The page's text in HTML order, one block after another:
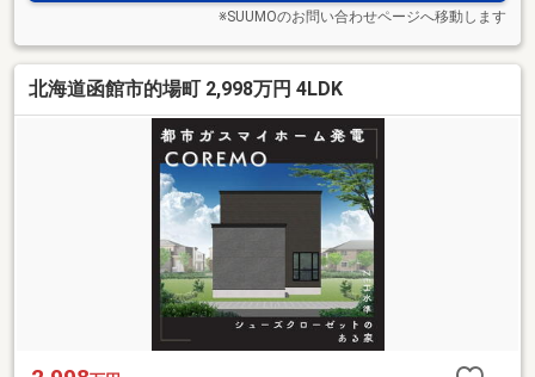
※SUUMOのお問い合わせページへ移動します
北海道函館市的場町 2,998万円 4LDK